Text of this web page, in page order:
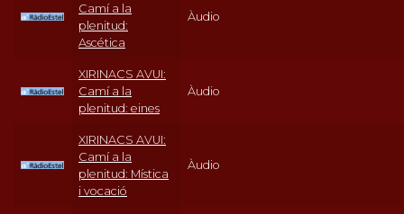
Camí a la
plenitud:
Ascética
Àudio
XIRINACS AVUI:
Camí a la
plenitud: eines
Àudio
XIRINACS AVUI:
Camí a la
plenitud: Mística
i vocació
Àudio